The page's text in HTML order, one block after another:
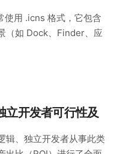
使用 .icns 格式，它包含
（如 Dock、Finder、应
立开发者可行性及
辑、独立开发者从事此类